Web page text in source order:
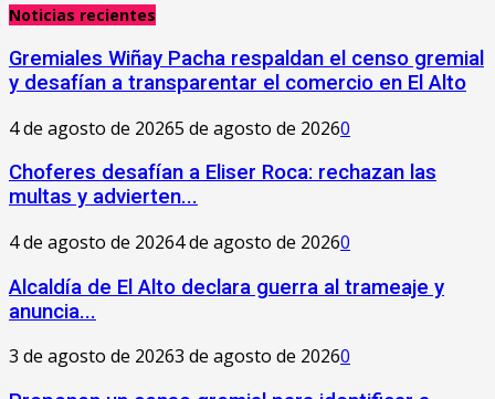
Noticias recientes
Gremiales Wiñay Pacha respaldan el censo gremial
y desafían a transparentar el comercio en El Alto
4 de agosto de 20265 de agosto de 20260
Choferes desafían a Eliser Roca: rechazan las
multas y advierten...
4 de agosto de 20264 de agosto de 20260
‎Alcaldía de El Alto declara guerra al trameaje y
anuncia...
3 de agosto de 20263 de agosto de 20260